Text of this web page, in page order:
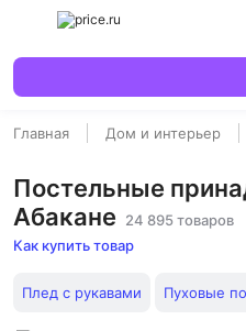
Главная Дом и интерьер
Постельные
Абакане
24 895 товаров
Как купить товар
Плед с рукавами Пуховые